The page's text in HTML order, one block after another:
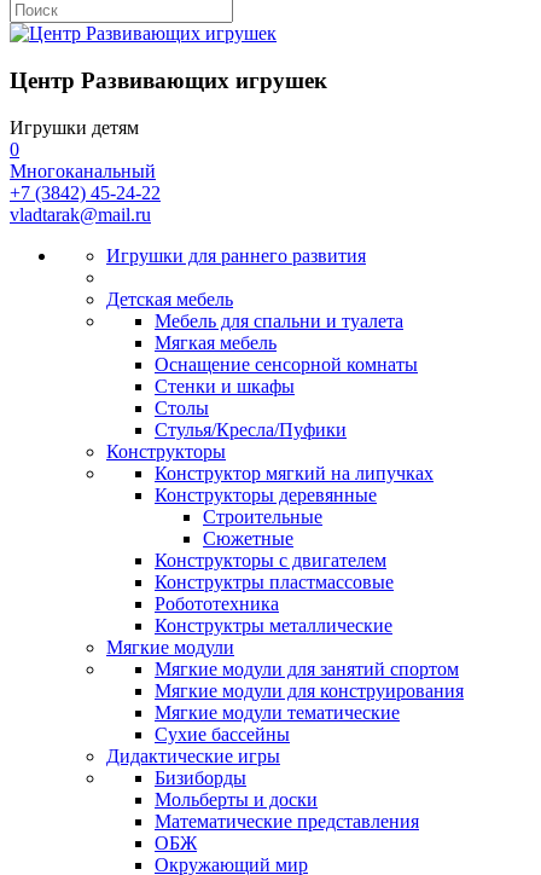
Центр Развивающих игрушек
Игрушки детям
0
Многоканальный
+7 (3842) 45-24-22
vladtarak@mail.ru
Игрушки для раннего развития
Детская мебель
Мебель для спальни и туалета
Мягкая мебель
Оснащение сенсорной комнаты
Стенки и шкафы
Столы
Стулья/Кресла/Пуфики
Конструкторы
Конструктор мягкий на липучках
Конструкторы деревянные
Строительные
Сюжетные
Конструкторы с двигателем
Конструктры пластмассовые
Робототехника
Конструктры металлические
Мягкие модули
Мягкие модули для занятий спортом
Мягкие модули для конструирования
Мягкие модули тематические
Сухие бассейны
Дидактические игры
Бизиборды
Мольберты и доски
Математические представления
ОБЖ
Окружающий мир